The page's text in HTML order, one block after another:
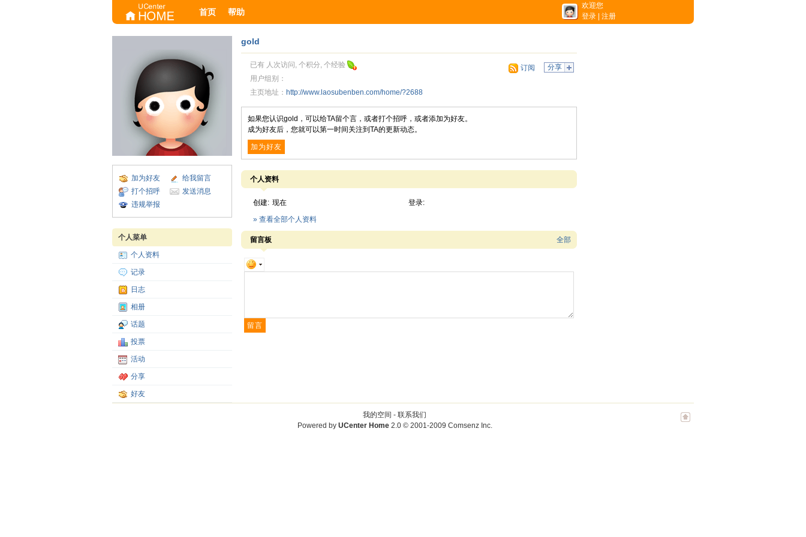
首页 帮助
欢迎您
登录
注册
加为好友
给我留言
打个招呼
发送消息
违规举报
个人菜单
个人资料
记录
日志
相册
话题
投票
活动
分享
好友
gold
分享
订阅
已有 人次访问, 个积分, 个经验
用户组别：
主页地址： http://www.laosubenben.com/home/?2688
如果您认识gold，可以给TA留个言，或者打个招呼，或者添加为好友。
成为好友后，您就可以第一时间关注到TA的更新动态。
加为好友
个人资料
创建: 现在
登录:
» 查看全部个人资料
全部
留言板
我的空间 - 联系我们
Powered by UCenter Home 2.0© 2001-2009 Comsenz Inc.